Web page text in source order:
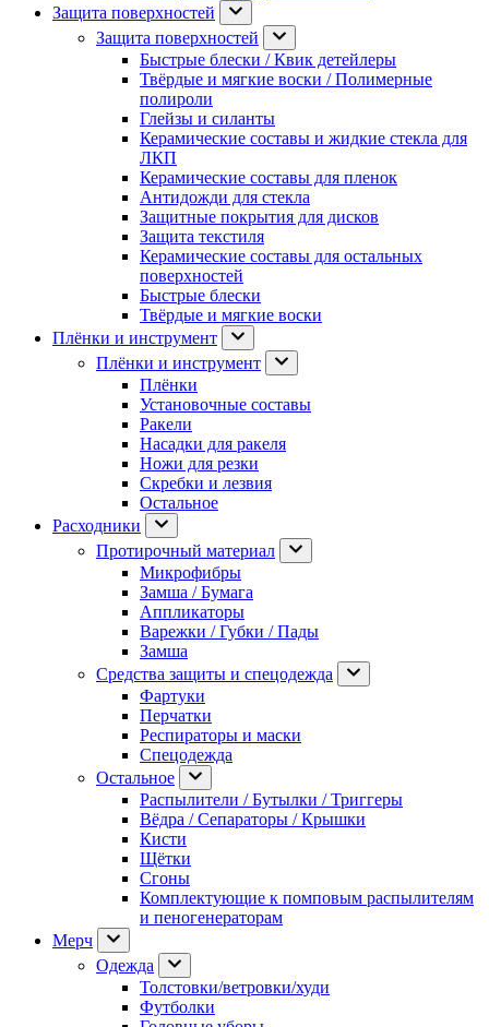
Защита поверхностей
Защита поверхностей
Быстрые блески / Квик детейлеры
Твёрдые и мягкие воски / Полимерные
полироли
Глейзы и силанты
Керамические составы и жидкие стекла для
ЛКП
Керамические составы для пленок
Антидожди для стекла
Защитные покрытия для дисков
Защита текстиля
Керамические составы для остальных
поверхностей
Быстрые блески
Твёрдые и мягкие воски
Плёнки и инструмент
Плёнки и инструмент
Плёнки
Установочные составы
Ракели
Насадки для ракеля
Ножи для резки
Скребки и лезвия
Остальное
Расходники
Протирочный материал
Микрофибры
Замша / Бумага
Аппликаторы
Варежки / Губки / Пады
Замша
Средства защиты и спецодежда
Фартуки
Перчатки
Респираторы и маски
Спецодежда
Остальное
Распылители / Бутылки / Триггеры
Вёдра / Сепараторы / Крышки
Кисти
Щётки
Сгоны
Комплектующие к помповым распылителям
и пеногенераторам
Мерч
Одежда
Толстовки/ветровки/худи
Футболки